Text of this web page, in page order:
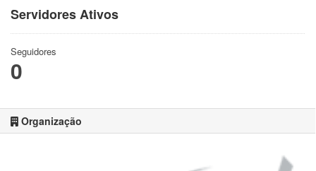
Servidores Ativos
Seguidores
0
Organização